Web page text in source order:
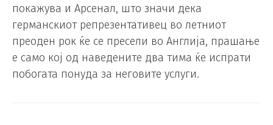
покажува и Арсенал, што значи дека
германскиот репрезентативец во летниот
преоден рок ќе се пресели во Англија, прашање
е само кој од наведените два тима ќе испрати
побогата понуда за неговите услуги.